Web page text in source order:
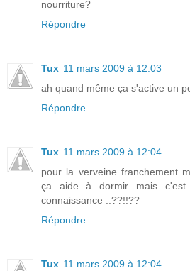
nourriture?
Répondre
Tux 11 mars 2009 à 12:03
ah quand même ça s'active un
Répondre
Tux 11 mars 2009 à 12:04
pour la verveine franchement
ça aide à dormir mais
connaissance ..??!!??
Répondre
Tux 11 mars 2009 à 12:04